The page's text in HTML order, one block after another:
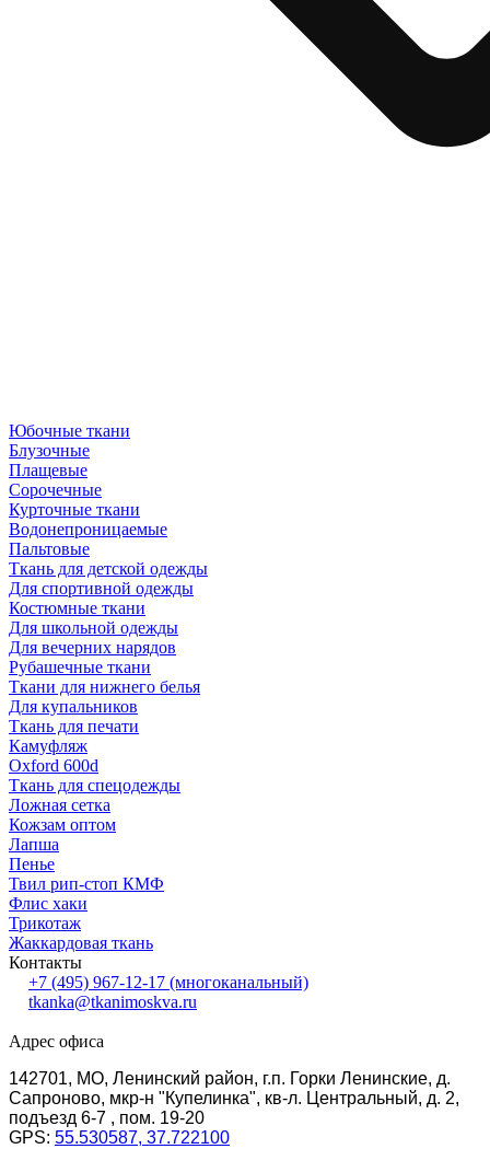
Юбочные ткани
Блузочные
Плащевые
Сорочечные
Курточные ткани
Водонепроницаемые
Пальтовые
Ткань для детской одежды
Для спортивной одежды
Костюмные ткани
Для школьной одежды
Для вечерних нарядов
Рубашечные ткани
Ткани для нижнего белья
Для купальников
Ткань для печати
Камуфляж
Oxford 600d
Ткань для спецодежды
Ложная сетка
Кожзам оптом
Лапша
Пенье
Твил рип-стоп КМФ
Флис хаки
Трикотаж
Жаккардовая ткань
Контакты
+7 (495) 967-12-17 (многоканальный)
tkanka@tkanimoskva.ru
Адрес офиса
142701, МО, Ленинский район, г.п. Горки Ленинские, д.
Сапроново, мкр-н "Купелинка", кв-л. Центральный, д. 2,
подъезд 6-7 , пом. 19-20
GPS: 55.530587, 37.722100